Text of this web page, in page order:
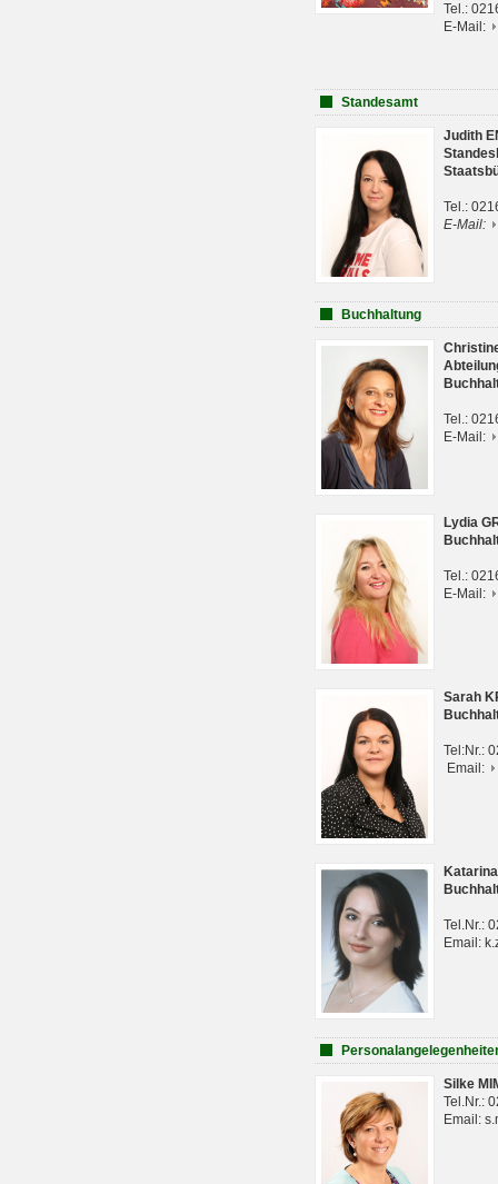
Tel.:
E-Mail:
Standesamt
Judith
Tel.:
E-Mail:
Buchhaltung
Tel.:
E-Mail:
Lydia
Tel.:
E-Mail:
Sarah
Tel:Nr.:
Email:
Tel.Nr.:
Email:
Silke
Tel.Nr.:
Email: